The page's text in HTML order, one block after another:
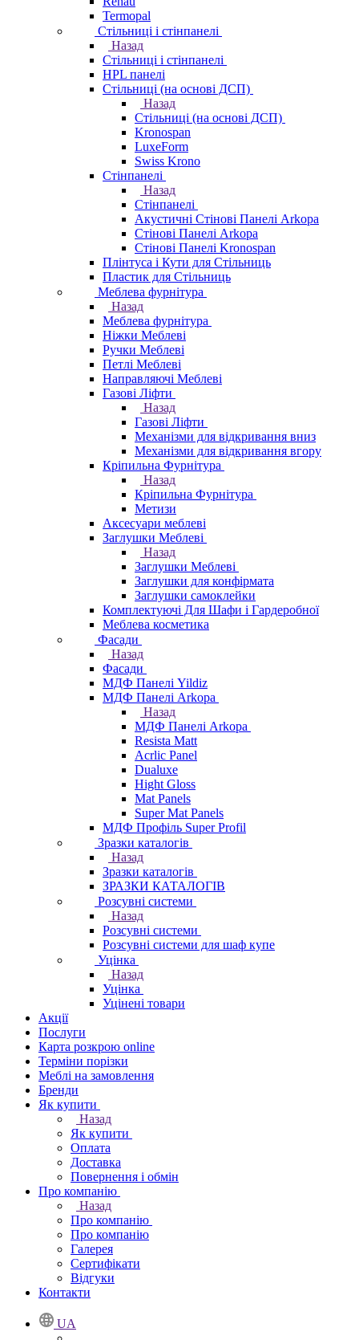
Termopal
Стільниці і стінпанелі
Назад
Стільниці і стінпанелі
HPL панелі
Стільниці (на основі ДСП)
Назад
Стільниці (на основі ДСП)
Kronospan
LuxeForm
Swiss Krono
Стінпанелі
Назад
Стінпанелі
Акустичні Стінові Панелі Аrkopa
Стінові Панелі Arkopa
Стінові Панелі Kronospan
Плінтуса і Кути для Стільниць
Пластик для Стільниць
Меблева фурнітура
Назад
Меблева фурнітура
Ніжки Меблеві
Ручки Меблеві
Петлі Меблеві
Направляючі Меблеві
Газові Ліфти
Назад
Газові Ліфти
Механізми для відкривання вниз
Механізми для відкривання вгору
Кріпильна Фурнітура
Назад
Кріпильна Фурнітура
Метизи
Аксесуари меблеві
Заглушки Меблеві
Назад
Заглушки Меблеві
Заглушки для конфірмата
Заглушки самоклейки
Комплектуючі Для Шафи і Гардеробної
Меблева косметика
Фасади
Назад
Фасади
МДФ Панелі Yildiz
МДФ Панелі Arkopa
Назад
МДФ Панелі Arkopa
Resista Matt
Acrlic Panel
Dualuxe
Hight Gloss
Mat Panels
Super Mat Panels
МДФ Профіль Super Profil
Зразки каталогів
Назад
Зразки каталогів
ЗРАЗКИ КАТАЛОГІВ
Розсувні системи
Назад
Розсувні системи
Розсувні системи для шаф купе
Уцінка
Назад
Уцінка
Уцінені товари
Акції
Послуги
Карта розкрою online
Терміни порізки
Меблі на замовлення
Бренди
Як купити
Назад
Як купити
Оплата
Доставка
Повернення і обмін
Про компанію
Назад
Про компанію
Про компанію
Галерея
Сертифікати
Відгуки
Контакти
UA